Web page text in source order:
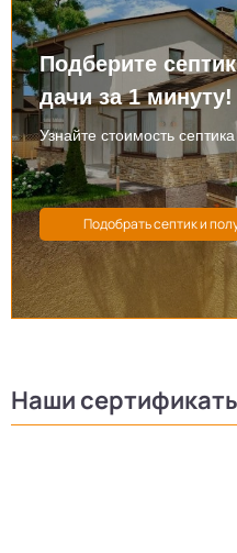
Подберите
дачи за 1 минуту!
Узнайте стоимость
Наши